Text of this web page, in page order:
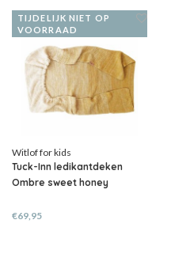
TIJDELIJK NIET OP
VOORRAAD
Witlof for kids
Tuck-Inn ledikantdeken
Ombre sweet honey
€69,95